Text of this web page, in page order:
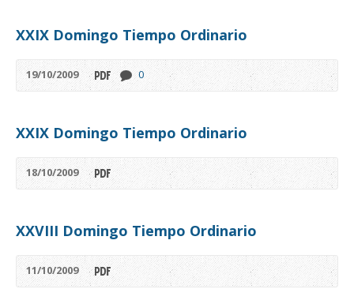
XXIX Domingo Tiempo Ordinario
19/10/2009 0
XXIX Domingo Tiempo Ordinario
18/10/2009
XXVIII Domingo Tiempo Ordinario
11/10/2009